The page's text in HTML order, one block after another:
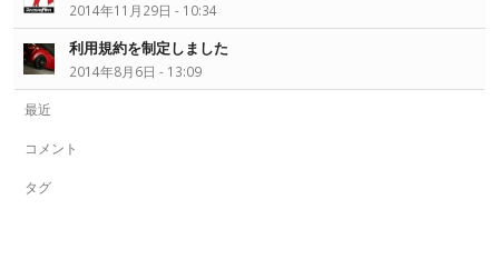
2014年11月29日 - 10:34
利用規約を制定しました
2014年8月6日 - 13:09
最近
コメント
タグ